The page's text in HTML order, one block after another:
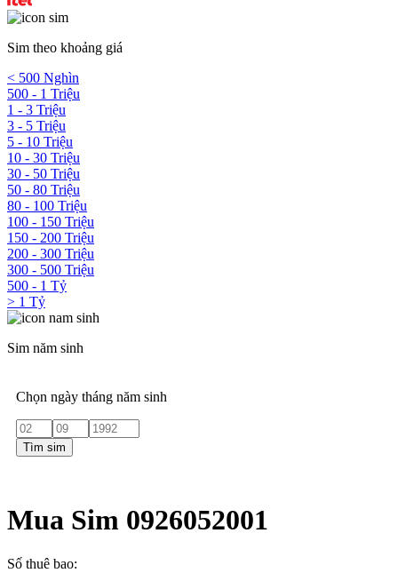
Sim theo khoảng giá
< 500 Nghìn
500 - 1 Triệu
1 - 3 Triệu
3 - 5 Triệu
5 - 10 Triệu
10 - 30 Triệu
30 - 50 Triệu
50 - 80 Triệu
80 - 100 Triệu
100 - 150 Triệu
150 - 200 Triệu
200 - 300 Triệu
300 - 500 Triệu
500 - 1 Tỷ
> 1 Tỷ
Sim năm sinh
Chọn ngày tháng năm sinh
Tìm sim
Mua Sim 0926052001
Số thuê bao: